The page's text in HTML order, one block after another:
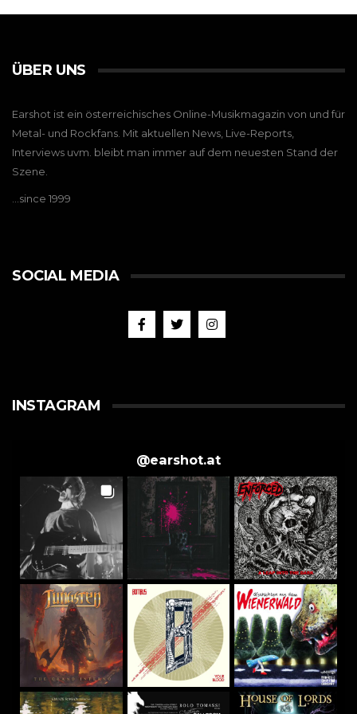
ÜBER UNS
Earshot ist ein österreichisches Online-Musikmagazin von und für
Metal- und Rockfans. Mit aktuellen News, Live-Reports,
Interviews uvm. bleibt man immer auf dem neuesten Stand der
Szene.
…since 1999
SOCIAL MEDIA
INSTAGRAM
@earshot.at